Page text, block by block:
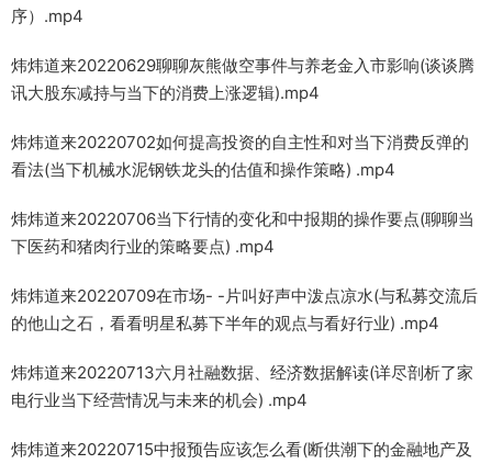
序）.mp4
炜炜道来20220629聊聊灰熊做空事件与养老金入市影响(谈谈腾
讯大股东减持与当下的消费上涨逻辑).mp4
炜炜道来20220702如何提高投资的自主性和对当下消费反弹的
看法(当下机械水泥钢铁龙头的估值和操作策略) .mp4
炜炜道来20220706当下行情的变化和中报期的操作要点(聊聊当
下医药和猪肉行业的策略要点) .mp4
炜炜道来20220709在市场- -片叫好声中泼点凉水(与私募交流后
的他山之石，看看明星私募下半年的观点与看好行业) .mp4
炜炜道来20220713六月社融数据、经济数据解读(详尽剖析了家
电行业当下经营情况与未来的机会) .mp4
炜炜道来20220715中报预告应该怎么看(断供潮下的金融地产及